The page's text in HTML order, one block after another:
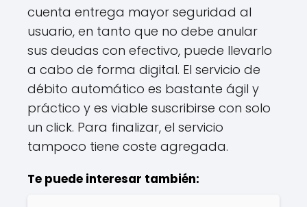
cuenta entrega mayor seguridad al
usuario, en tanto que no debe anular
sus deudas con efectivo, puede llevarlo
a cabo de forma digital. El servicio de
débito automático es bastante ágil y
práctico y es viable suscribirse con solo
un click. Para finalizar, el servicio
tampoco tiene coste agregada.
Te puede interesar también: